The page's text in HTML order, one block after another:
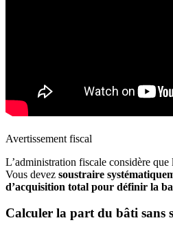
Avertissement fiscal
L’administration fiscale considère que
Vous devez soustraire
d’acquisition total pour définir la
Calculer la part du bâti sans